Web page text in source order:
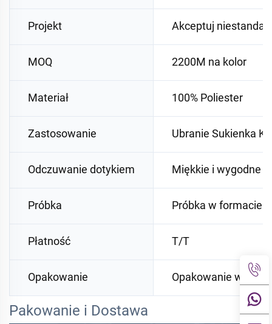
Projekt Akceptuj
MOQ 2200M na kolor
Materiał 100% Poliester
Zastosowanie Ubranie Sukienka
Odczuwanie dotykiem Miękkie i wygodne
Próbka Próbka w formacie
Płatność T/T
Opakowanie Opakowanie w
Pakowanie i Dostawa